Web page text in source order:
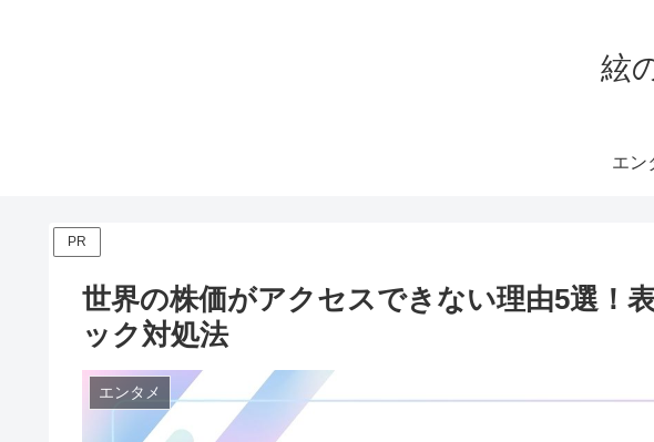
絃
エン
PR
世界の株価がアクセスできない理由5選！
ック対処法
エンタメ